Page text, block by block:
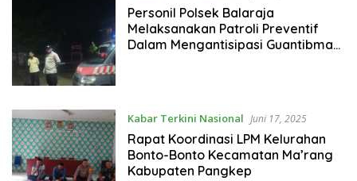
Personil Polsek Balaraja
Melaksanakan Patroli Preventif
Dalam Mengantisipasi Guantibmas
Kabar Terkini Nasional Juni 17, 2025
Rapat Koordinasi LPM Kelurahan
Bonto-Bonto Kecamatan Ma’rang
Kabupaten Pangkep